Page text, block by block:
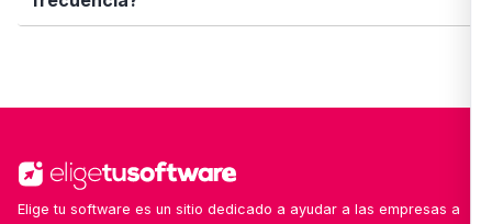
herramientas emergentes, locales o especializadas
Elige tu software es un sitio dedicado a ayudar a las empresas a